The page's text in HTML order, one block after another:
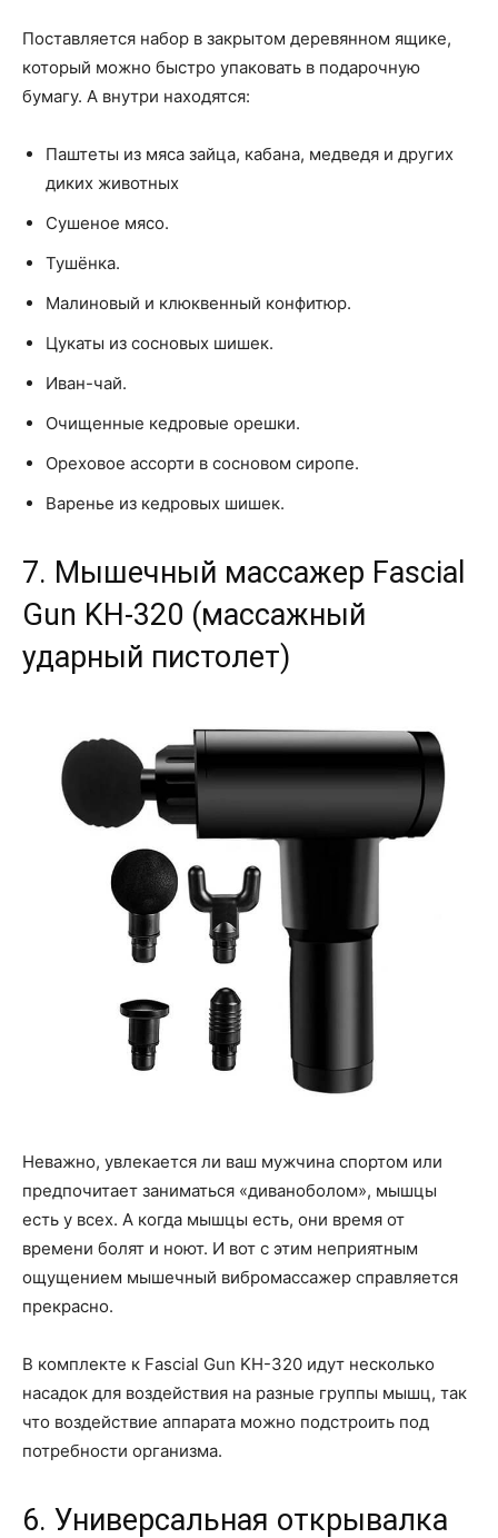
Поставляется набор в закрытом деревянном ящике,
который можно быстро упаковать в подарочную
бумагу. А внутри находятся:
Паштеты из мяса зайца, кабана, медведя и других
диких животных
Сушеное мясо.
Тушёнка.
Малиновый и клюквенный конфитюр.
Цукаты из сосновых шишек.
Иван-чай.
Очищенные кедровые орешки.
Ореховое ассорти в сосновом сиропе.
Варенье из кедровых шишек.
7. Мышечный массажер Fascial
Gun KH-320 (массажный
ударный пистолет)
Неважно, увлекается ли ваш мужчина спортом или
предпочитает заниматься «диваноболом», мышцы
есть у всех. А когда мышцы есть, они время от
времени болят и ноют. И вот с этим неприятным
ощущением мышечный вибромассажер справляется
прекрасно.
В комплекте к Fascial Gun KH-320 идут несколько
насадок для воздействия на разные группы мышц, так
что воздействие аппарата можно подстроить под
потребности организма.
6. Универсальная открывалка